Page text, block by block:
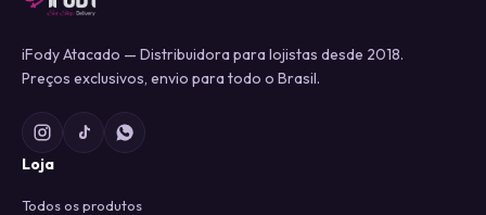
iFody Atacado — Distribuidora para lojistas desde 2018.
Preços exclusivos, envio para todo o Brasil.
Loja
Todos os produtos